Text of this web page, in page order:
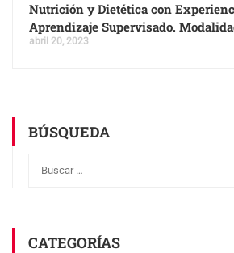
Nutrición y Dietética con
Aprendizaje Supervisado.
abril 20, 2023
BÚSQUEDA
CATEGORÍAS